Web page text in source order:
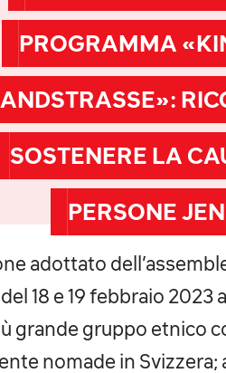
PROGRAMMA
SOSTENERE LA
PERSONE
adottato
18 e 19 febbraio 2023
grande gruppo etnico
nomade in Svizzera;